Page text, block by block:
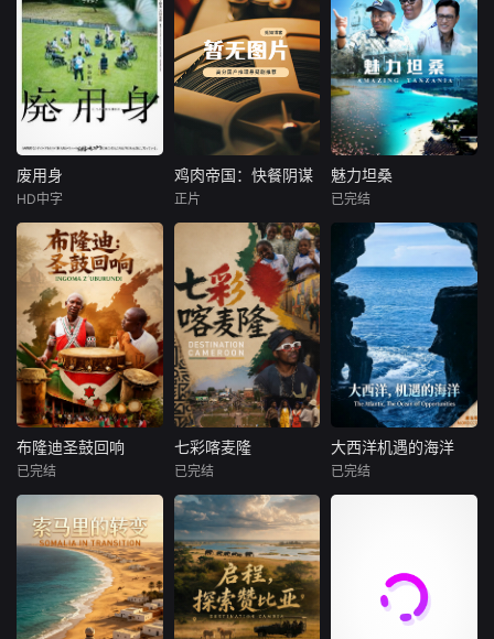
废用身
北村有起哉
泷内公美
本作描绘了一
名医生，因一种围
绕“废用身”——因
瘫痪等原因已无恢
复可能的四肢——
的治疗方法，而一
步步踏入在追求理
想的理性与疯狂之
间摇摆的危险领
日间照护中心里，
一种突破性的疗法
在老年人
废用身
HD中字
鸡肉帝国：快餐阴谋
暂无内容
鸡肉帝国：快餐阴谋
正片
魅力坦桑
本纪录片全面展示
坦桑尼亚自然风
光、野生动物资源
及人文风情。
魅力坦桑
已完结
布隆迪圣鼓回响
布隆迪是非洲大湖
地区的一颗文化明
珠，其传统鼓乐被
誉为国家精神的象
征。布隆迪传统鼓
表演已被列入联合
布隆迪圣鼓回响
已完结
七彩喀麦隆
喀麦隆素有&amp;q
uot;非洲缩影&am
p;quot;之称，从热
带雨林到稀树草
原，从火山地貌到
海岸线，这片土地
七彩喀麦隆
已完结
大西洋机遇的海洋
洛哥希望借助大西
洋这一自然优势、
促进国家经济发
大西洋机遇的海洋
已完结